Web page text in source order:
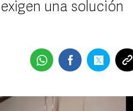
una solución